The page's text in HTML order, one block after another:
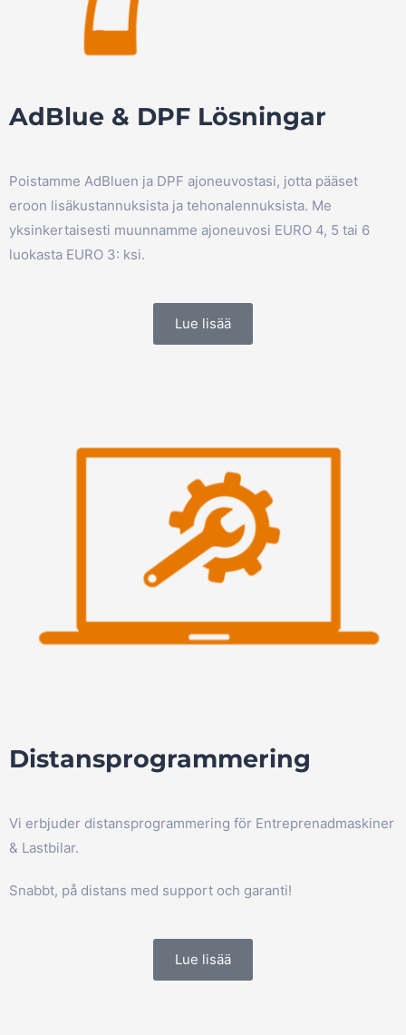
AdBlue & DPF Lösningar
Poistamme AdBluen ja DPF ajoneuvostasi, jotta pääset
eroon lisäkustannuksista ja tehonalennuksista. Me
yksinkertaisesti muunnamme ajoneuvosi EURO 4, 5 tai 6
luokasta EURO 3: ksi.
Lue lisää
Distansprogrammering
Vi erbjuder distansprogrammering för Entreprenadmaskiner
& Lastbilar.
Snabbt, på distans med support och garanti!
Lue lisää